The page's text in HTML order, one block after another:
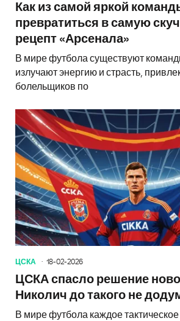
Как из самой яркой
превратиться в самую
рецепт «Арсенала»
В мире футбола существуют
излучают энергию и страсть,
болельщиков по
ЦСКА 18-02-2026
ЦСКА спасло решение
Николич до такого не
В мире футбола каждое